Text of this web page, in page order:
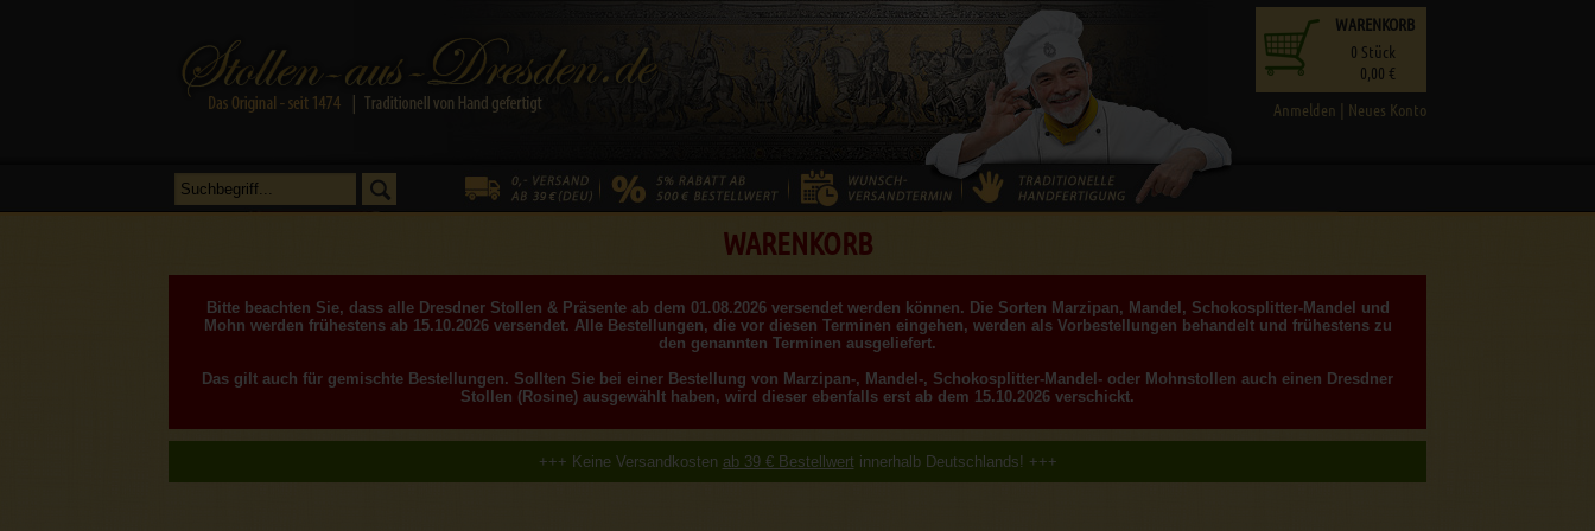
Anmelden | Neues Konto
WARENKORB
0 Stück
0,00 €
WARENKORB
Bitte beachten Sie, dass alle Dresdner Stollen & Präsente ab dem 01.08.2026 versendet werden können. Die Sorten Marzipan, Mandel, Schokosplitter-Mandel und
Mohn werden frühestens ab 15.10.2026 versendet. Alle Bestellungen, die vor diesen Terminen eingehen, werden als Vorbestellungen behandelt und frühestens zu
den genannten Terminen ausgeliefert.
Das gilt auch für gemischte Bestellungen. Sollten Sie bei einer Bestellung von Marzipan-, Mandel-, Schokosplitter-Mandel- oder Mohnstollen auch einen Dresdner
Stollen (Rosine) ausgewählt haben, wird dieser ebenfalls erst ab dem 15.10.2026 verschickt.
+++ Keine Versandkosten ab 39 € Bestellwert innerhalb Deutschlands! +++